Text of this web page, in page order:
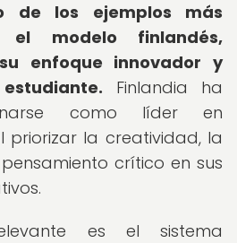
de los ejemplos más
el modelo finlandés,
enfoque innovador y
Finlandia ha
como líder en
priorizar la creatividad, la
crítico en sus
es el sistema